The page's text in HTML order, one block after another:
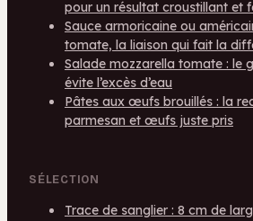
pour un résultat croustillant et
Sauce armoricaine ou
tomate, la liaison qui fait la
Salade mozzarella tomate : le
évite l’excès d’eau
Pâtes aux œufs brouillés : la
parmesan et œufs juste pris
SÉLECTION
Trace de sanglier : 8 cm de